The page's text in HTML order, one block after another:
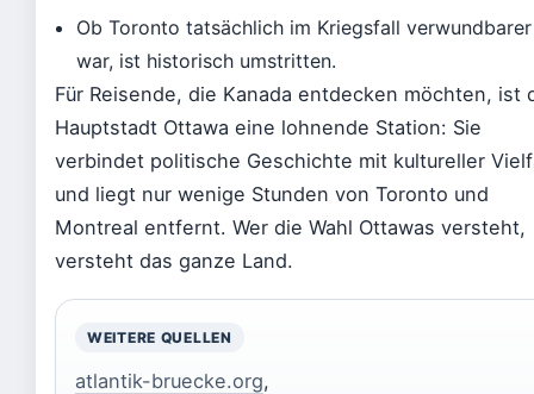
Ob Toronto tatsächlich im Kriegsfall verwundbarer
war, ist historisch umstritten.
Für Reisende, die Kanada entdecken möchten, ist
Hauptstadt Ottawa eine lohnende Station: Sie
verbindet politische Geschichte mit kultureller
und liegt nur wenige Stunden von Toronto und
Montreal entfernt. Wer die Wahl Ottawas versteht,
versteht das ganze Land.
WEITERE QUELLEN
atlantik-bruecke.org,